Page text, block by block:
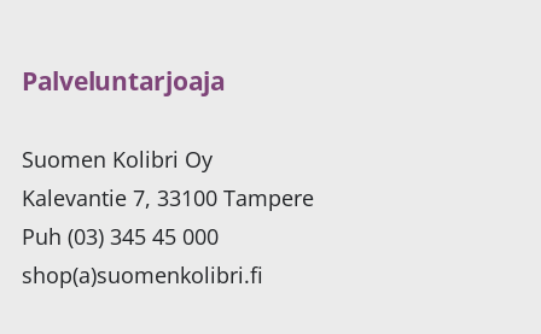
Palveluntarjoaja
Suomen Kolibri Oy
Kalevantie 7, 33100 Tampere
Puh (03) 345 45 000
shop(a)suomenkolibri.fi